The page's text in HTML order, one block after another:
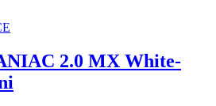
2.0 MX White-